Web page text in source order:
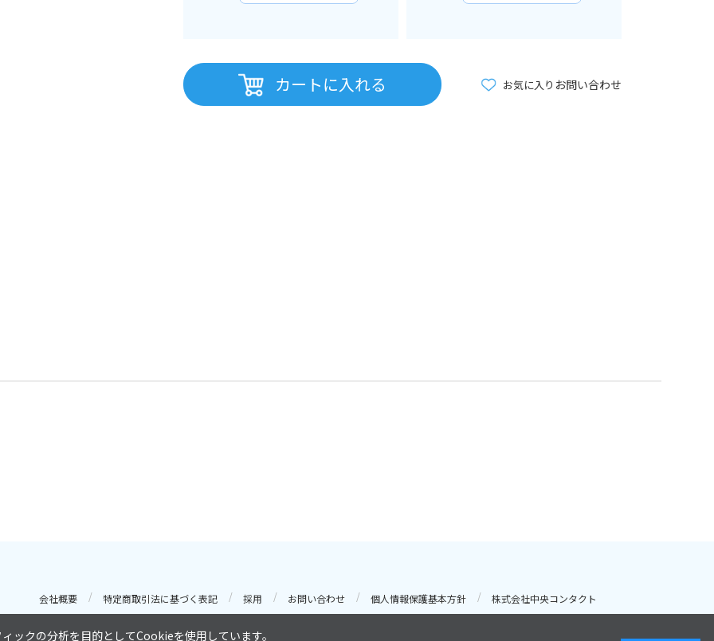
カートに入れる お問い合わせ
お気に入り
会社概要 特定商取引法に基づく表記 採用 お問い合わせ 個人情報保護基本方針 株式会社中央コンタクト
ックの分析を目的としてCookieを使用しています。